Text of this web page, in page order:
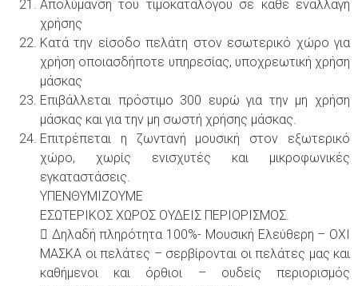
Απολύμανση του τιμοκαταλόγου σε κάθε εναλλαγή
χρήσης
Κατά την είσοδο πελάτη στον εσωτερικό χώρο για
χρήση οποιασδήποτε υπηρεσίας, υποχρεωτική χρήση
μάσκας
Επιβάλλεται πρόστιμο 300 ευρώ για την μη χρήση
μάσκας και για την μη σωστή χρήσης μάσκας.
Επιτρέπεται η ζωντανή μουσική στον εξωτερικό
χώρο, χωρίς ενισχυτές και μικροφωνικές
εγκαταστάσεις.
ΥΠΕΝΘΥΜΙΖΟΥΜΕ
ΕΣΩΤΕΡΙΚΟΣ ΧΩΡΟΣ ΟΥΔΕΙΣ ΠΕΡΙΟΡΙΣΜΟΣ.
 Δηλαδή πληρότητα 100%- Μουσική Ελεύθερη – ΟΧΙ
ΜΑΣΚΑ οι πελάτες – σερβίρονται οι πελάτες μας και
καθήμενοι και όρθιοι – ουδείς περιορισμός